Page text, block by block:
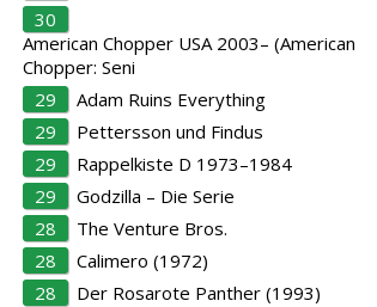
30
American Chopper USA 2003– (American
Chopper: Seni
29
Adam Ruins Everything
29
Pettersson und Findus
29
Rappelkiste D 1973–1984
29
Godzilla – Die Serie
28
The Venture Bros.
28
Calimero (1972)
28
Der Rosarote Panther (1993)